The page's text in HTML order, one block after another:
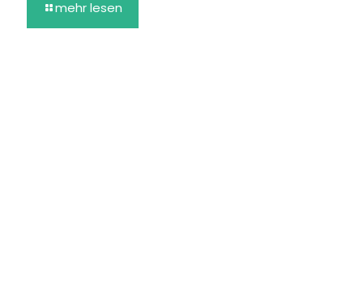
mehr lesen